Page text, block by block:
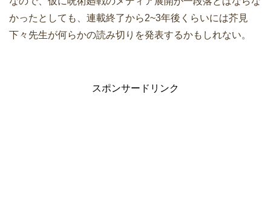
かったとしても、連載終了から2~3年後くらいには芥見
下々先生が何らかの読み切りを発表するかもしれない。
スポンサードリンク